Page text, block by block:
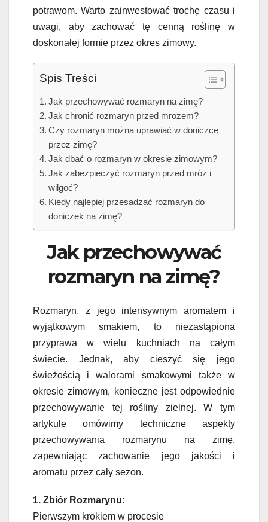
potrawom. Warto zainwestować trochę czasu i
uwagi, aby zachować tę cenną roślinę w
doskonałej formie przez okres zimowy.
Spis Treści
Jak przechowywać rozmaryn na zimę?
Jak chronić rozmaryn przed mrozem?
Czy rozmaryn można uprawiać w doniczce
przez zimę?
Jak dbać o rozmaryn w okresie zimowym?
Jak zabezpieczyć rozmaryn przed mróz i
wilgoć?
Kiedy najlepiej przesadzać rozmaryn do
doniczek na zimę?
Jak przechowywać
rozmaryn na zimę?
Rozmaryn, z jego intensywnym aromatem i
wyjątkowym smakiem, to niezastąpiona
przyprawa w wielu kuchniach na całym
świecie. Jednak, aby cieszyć się jego
świeżością i walorami smakowymi także w
okresie zimowym, konieczne jest odpowiednie
przechowywanie tej rośliny zielnej. W tym
artykule omówimy techniczne aspekty
przechowywania rozmarynu na zimę,
zapewniając zachowanie jego jakości i
aromatu przez cały sezon.
1. Zbiór Rozmarynu:
Pierwszym krokiem w procesie